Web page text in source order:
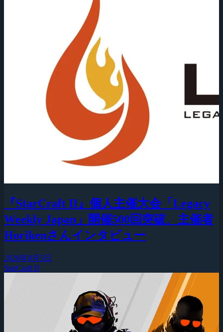
『StarCraft II』個人主催大会「Legacy
Weekly Japan」開催500回突破、主催者
Horikenさんインタビュー
2026年8月5日
StarCraft II